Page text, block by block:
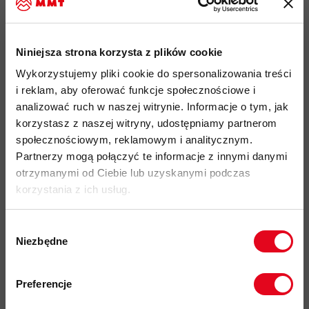
Niniejsza strona korzysta z plików cookie
Wykorzystujemy pliki cookie do spersonalizowania treści
i reklam, aby oferować funkcje społecznościowe i
analizować ruch w naszej witrynie. Informacje o tym, jak
korzystasz z naszej witryny, udostępniamy partnerom
społecznościowym, reklamowym i analitycznym.
Partnerzy mogą połączyć te informacje z innymi danymi
otrzymanymi od Ciebie lub uzyskanymi podczas
korzystania z ich usług.
zgody
Niezbędne
Preferencje
spodenki wykonane z wytrzymałego i rozciągliwego w 4-
kierunkach materiału który łączy poliamid z recyklingu z
elastanem dzięki temu zapewnia maksymalną swobodę
ruchów i komfort użytkowania
materiał posiada właściwości szybkoschnące i oddychające
skryty rozporek z drobnym zamkiem i zapięciem pasa na
zatrzask
szlufki na pasek
wysoka kompresja spodenek
pozwala zaoszczędzić miejsce
ochrona przed szkodliwym promieniowaniem słonecznym